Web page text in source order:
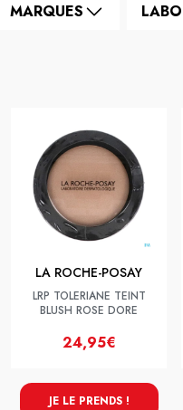
MARQUES
LA ROCHE-POSAY
LRP TOLERIANE TEINT
BLUSH ROSE DORE
24,95€
JE LE PRENDS !